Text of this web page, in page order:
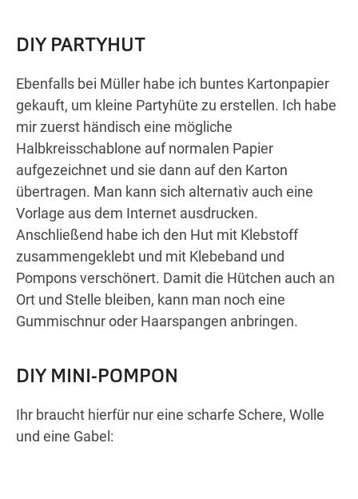
DIY PARTYHUT
Ebenfalls bei Müller habe ich buntes Kartonpapier
gekauft, um kleine Partyhüte zu erstellen. Ich habe
mir zuerst händisch eine mögliche
Halbkreisschablone auf normalen Papier
aufgezeichnet und sie dann auf den Karton
übertragen. Man kann sich alternativ auch eine
Vorlage aus dem Internet ausdrucken.
Anschließend habe ich den Hut mit Klebstoff
zusammengeklebt und mit Klebeband und
Pompons verschönert. Damit die Hütchen auch an
Ort und Stelle bleiben, kann man noch eine
Gummischnur oder Haarspangen anbringen.
DIY MINI-POMPON
Ihr braucht hierfür nur eine scharfe Schere, Wolle
und eine Gabel: